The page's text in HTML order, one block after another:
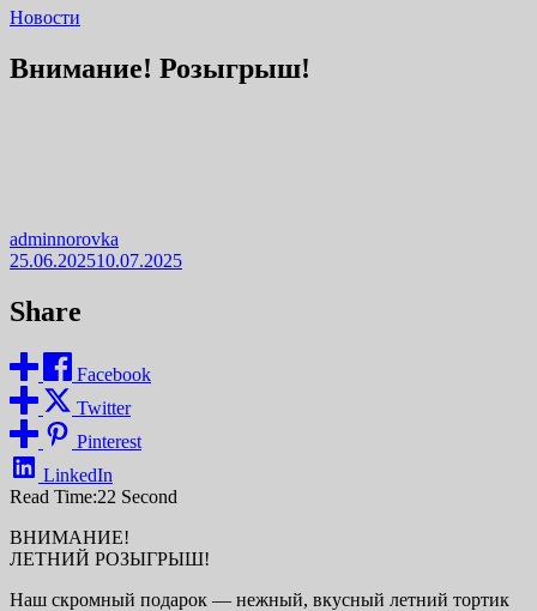
Новости
Внимание! Розыгрыш!
adminnorovka
25.06.202510.07.2025
Share
Facebook
Twitter
Pinterest
LinkedIn
Read Time:22 Second
ВНИМАНИЕ!
ЛЕТНИЙ РОЗЫГРЫШ!
Наш скромный подарок — нежный, вкусный летний тортик